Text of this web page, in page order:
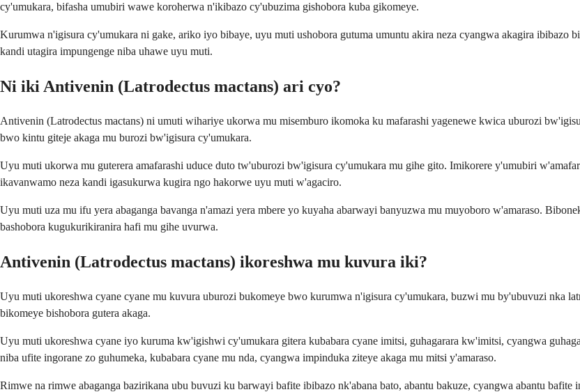
cy'umukara, bifasha umubiri wawe koroherwa n'ikibazo cy'ubuzima gishobora kuba gikomeye.
Kurumwa n'igisura cy'umukara ni gake, ariko iyo bibaye, uyu muti ushobora gutuma umuntu akira neza cyangwa akagira
kandi utagira impungenge niba uhawe uyu muti.
Ni iki Antivenin (Latrodectus mactans) ari cyo?
Antivenin (Latrodectus mactans) ni umuti wihariye ukorwa mu misemburo ikomoka ku mafarashi yagenewe kwica uburozi
bwo kintu giteje akaga mu burozi bw'igisura cy'umukara.
Uyu muti ukorwa mu guterera amafarashi uduce duto tw'uburozi bw'igisura cy'umukara mu gihe gito. Imikorere y'umubiri
ikavanwamo neza kandi igasukurwa kugira ngo hakorwe uyu muti w'agaciro.
Uyu muti uza mu ifu yera abaganga bavanga n'amazi yera mbere yo kuyaha abarwayi banyuzwa mu muyoboro w'amaraso.
bashobora kugukurikiranira hafi mu gihe uvurwa.
Antivenin (Latrodectus mactans) ikoreshwa mu kuvura iki?
Uyu muti ukoreshwa cyane cyane mu kuvura uburozi bukomeye bwo kurumwa n'igisura cy'umukara, buzwi mu by'ubuvuzi nka
bikomeye bishobora gutera akaga.
Uyu muti ukoreshwa cyane iyo kuruma kw'igishwi cy'umukara gitera kubabara cyane imitsi, guhagarara kw'imitsi, cyangwa
niba ufite ingorane zo guhumeka, kubabara cyane mu nda, cyangwa impinduka ziteye akaga mu mitsi y'amaraso.
Rimwe na rimwe abaganga bazirikana ubu buvuzi ku barwayi bafite ibibazo nk'abana bato, abantu bakuze, cyangwa abantu